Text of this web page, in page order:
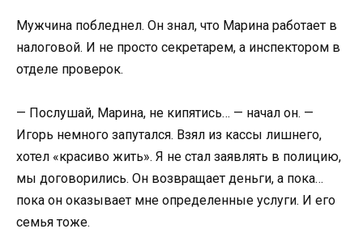
Мужчина побледнел. Он знал, что Марина работает в
налоговой. И не просто секретарем, а инспектором в
отделе проверок.
— Послушай, Марина, не кипятись… — начал он. —
Игорь немного запутался. Взял из кассы лишнего,
хотел «красиво жить». Я не стал заявлять в полицию,
мы договорились. Он возвращает деньги, а пока…
пока он оказывает мне определенные услуги. И его
семья тоже.